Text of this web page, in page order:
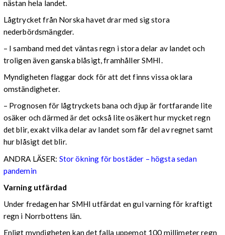
nästan hela landet.
Lågtrycket från Norska havet drar med sig stora
nederbördsmängder.
– I samband med det väntas regn i stora delar av landet och
troligen även ganska blåsigt, framhåller SMHI.
Myndigheten flaggar dock för att det finns vissa oklara
omständigheter.
– Prognosen för lågtryckets bana och djup är fortfarande lite
osäker och därmed är det också lite osäkert hur mycket regn
det blir, exakt vilka delar av landet som får del av regnet samt
hur blåsigt det blir.
ANDRA LÄSER: Stor ökning för bostäder – högsta sedan
pandemin
Varning utfärdad
Under fredagen har SMHI utfärdat en gul varning för kraftigt
regn i Norrbottens län.
Enligt myndigheten kan det falla uppemot 100 millimeter regn